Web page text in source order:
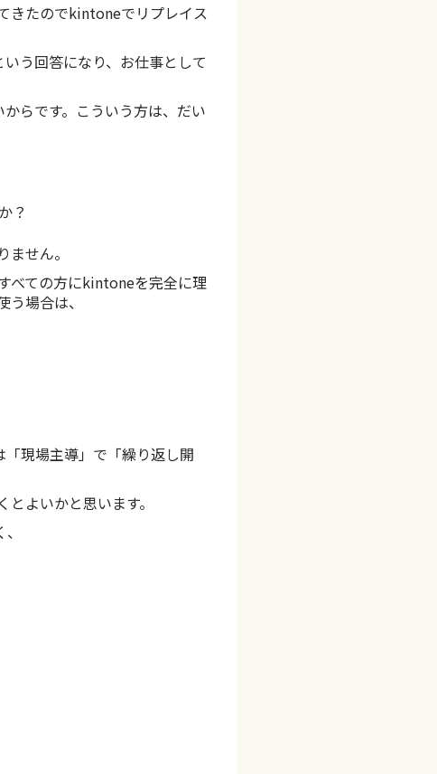
きたのでkintoneでリプレイス
う回答になり、お仕事として
らです。こういう方は、だい
？
せん。
べての方にkintoneを完全に理
場合は、
現場主導」で「繰り返し開
よいかと思います。